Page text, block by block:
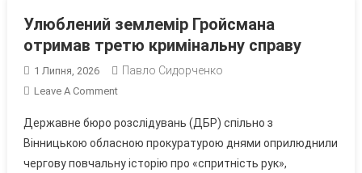
Улюблений землемір Гройсмана
отримав третю кримінальну справу
1 Липня, 2026 Павло Сидорченко
Leave A CommentOn
Землемір
Гройсмана
Отримав
Державне бюро розслідувань (ДБР) спільно з
Вінницькою обласною прокуратурою днями оприлюднили
чергову повчальну історію про «спритність рук»,